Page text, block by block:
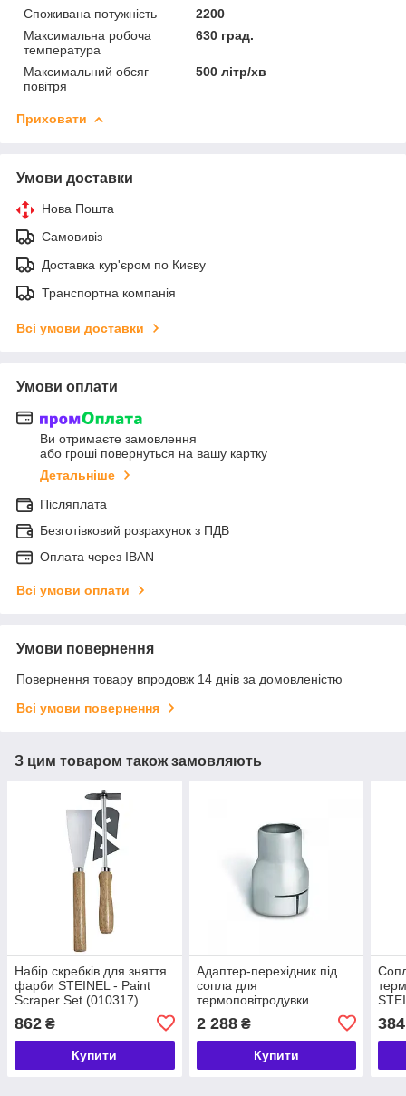
Споживана потужність
2200
Максимальна робоча
температура
630 град.
Максимальний обсяг
повітря
500 літр/хв
Приховати
Умови доставки
Нова Пошта
Самовивіз
Доставка кур'єром по Києву
Транспортна компанія
Всі умови доставки
Умови оплати
Ви отримаєте замовлення
або гроші повернуться на вашу картку
Детальніше
Післяплата
Безготівковий розрахунок з ПДВ
Оплата через IBAN
Всі умови оплати
Умови повернення
Повернення товару впродовж 14 днів за домовленістю
Всі умови повернення
З цим товаром також замовляють
Набір скребків для зняття
фарби STEINEL - Paint
Scraper Set (010317)
862 ₴
Купити
Адаптер-перехідник під
сопла для
термоповітродувки
STEINEL - Adapter nozzle
(068035)
2 288₴
Купити
384